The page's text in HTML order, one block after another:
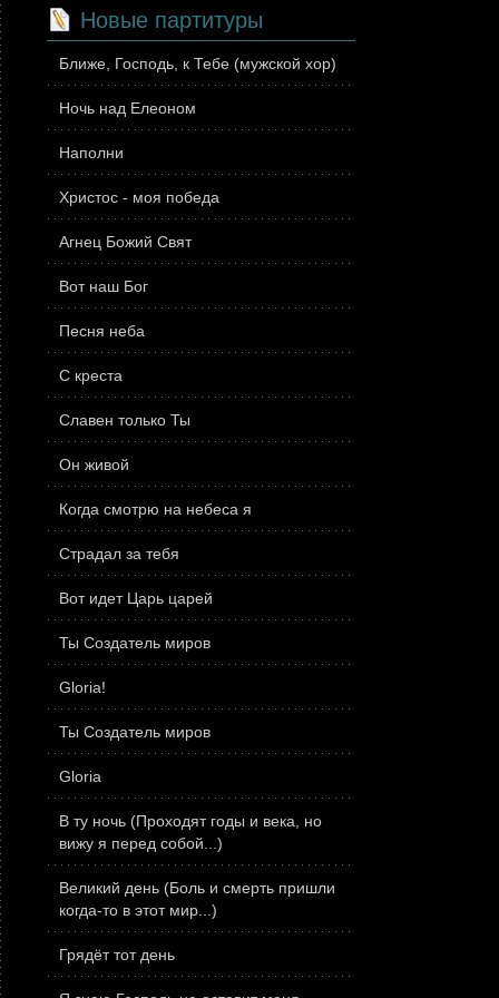
Новые партитуры
Ближе, Господь, к Тебе (мужской хор)
Ночь над Елеоном
Наполни
Христос - моя победа
Агнец Божий Свят
Вот наш Бог
Песня неба
С креста
Славен только Ты
Он живой
Когда смотрю на небеса я
Страдал за тебя
Вот идет Царь царей
Ты Создатель миров
Gloria!
Ты Создатель миров
Gloria
В ту ночь (Проходят годы и века, но
вижу я перед собой...)
Великий день (Боль и смерть пришли
когда-то в этот мир...)
Грядёт тот день